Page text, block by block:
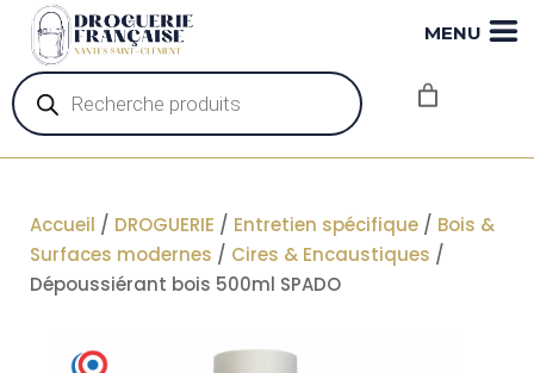
Recherche
de
produits
Accueil / DROGUERIE / Entretien spécifique/ Bois &
Surfaces modernes / Cires & Encaustiques /
Dépoussiérant bois 500ml SPADO
MENU